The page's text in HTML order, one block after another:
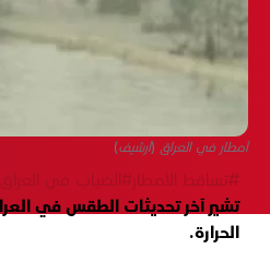
أمطار في العراق (أرشيف)
#تساقط الأمطار #الضباب في العراق
الحرارة.